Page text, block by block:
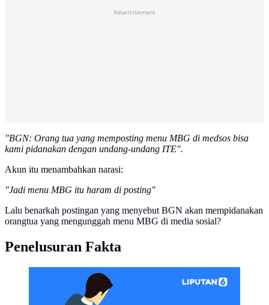
Advertisement
"BGN: Orang tua yang memposting menu MBG di medsos bisa
kami pidanakan dengan undang-undang ITE".
Akun itu menambahkan narasi:
"Jadi menu MBG itu haram di posting"
Lalu benarkah postingan yang menyebut BGN akan mempidanakan
orangtua yang mengunggah menu MBG di media sosial?
Penelusuran Fakta
CEK FAKTA Liputan6 (Liputan6.com/Abdillah)